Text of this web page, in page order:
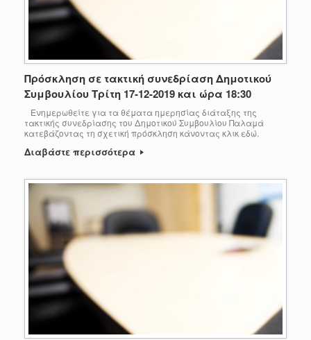
Πρόσκληση σε τακτική συνεδρίαση Δημοτικού
Συμβουλίου Τρίτη 17-12-2019 και ώρα 18:30
Ενημερωθείτε για τα θέματα ημερησίας διάταξης της
τακτικής συνεδρίασης του Δημοτικού Συμβουλίου Παλαμά
κατεβάζοντας τη σχετική πρόσκληση κάνοντας κλικ εδώ.
Διαβάστε περισσότερα